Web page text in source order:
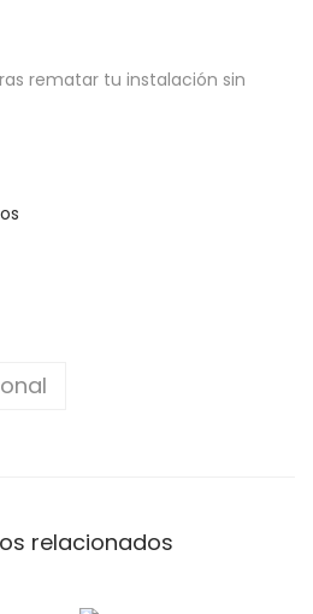
rematar tu instalación sin
relacionados